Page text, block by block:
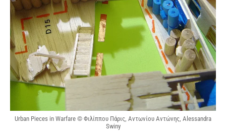
Urban Pieces in Warfare © Φιλίππου Πάρις, Αντωνίου Αντώνης, Alessandra
Swiny